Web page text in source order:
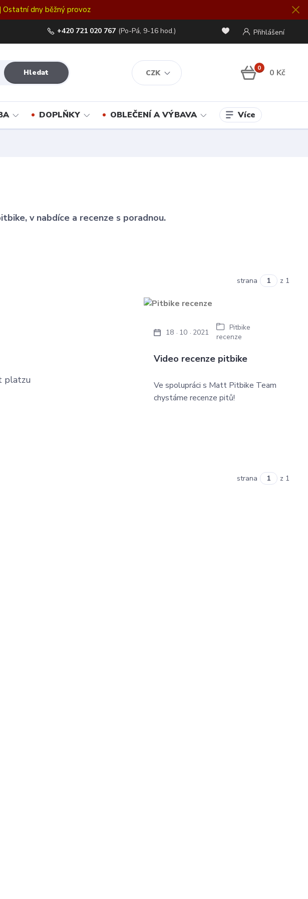
Ostatní dny běžný provoz
CZK
Přihlášení
Hledat
+420 721 020 767 (Po-Pá, 9-16 hod.)
0 0 Kč
DOPLŇKY OBLEČENÍ A VÝBAVA Více
v nabdíce a recenze s poradnou.
strana z 1
platzu
Video recenze pitbike
18 10 2021
Pitbike
recenze
Ve spolupráci s Matt Pitbike Team
chystáme recenze pitů!
strana z 1